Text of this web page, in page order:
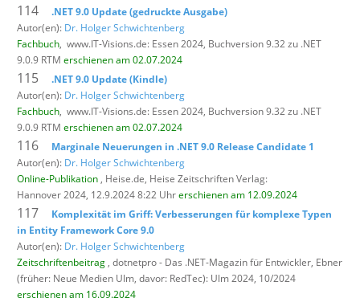
114
.NET 9.0 Update (gedruckte Ausgabe)
Autor(en): Dr. Holger Schwichtenberg
Fachbuch, www.IT-Visions.de: Essen 2024, Buchversion 9.32 zu .NET
9.0.9 RTM erschienen am 02.07.2024
115
.NET 9.0 Update (Kindle)
Autor(en): Dr. Holger Schwichtenberg
Fachbuch, www.IT-Visions.de: Essen 2024, Buchversion 9.32 zu .NET
9.0.9 RTM erschienen am 02.07.2024
116
Marginale Neuerungen in .NET 9.0 Release Candidate 1
Autor(en): Dr. Holger Schwichtenberg
Online-Publikation , Heise.de, Heise Zeitschriften Verlag:
Hannover 2024, 12.9.2024 8:22 Uhrerschienen am 12.09.2024
117
Komplexität im Griff: Verbesserungen für komplexe Typen
in Entity Framework Core 9.0
Autor(en): Dr. Holger Schwichtenberg
Zeitschriftenbeitrag , dotnetpro - Das .NET-Magazin für Entwickler, Ebner
(früher: Neue Medien Ulm, davor: RedTec): Ulm 2024, 10/2024
erschienen am 16.09.2024